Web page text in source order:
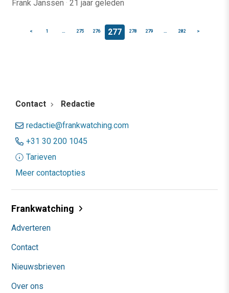
Frank Janssen · 21 jaar geleden
< 1 275 276 277 278 279 282 >
Contact Redactie
redactie@frankwatching.com
+31 30 200 1045
Tarieven
Meer contactopties
Frankwatching
Adverteren
Contact
Nieuwsbrieven
Over ons